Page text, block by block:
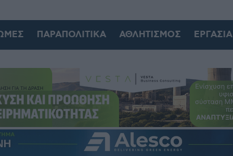
ΠΑΡΑΠΟΛΙΤΙΚΆ ΑΘΛΗΤΙΣΜΌΣ ΕΡΓΑΣΊΑ